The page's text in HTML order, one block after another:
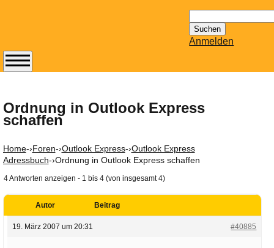
nach:
Anmelden
Ordnung in Outlook Express
schaffen
Home-›Foren-›Outlook Express-›Outlook Express
Adressbuch-›Ordnung in Outlook Express schaffen
4 Antworten anzeigen - 1 bis 4 (von insgesamt 4)
Autor Beitrag
19. März 2007 um 20:31 #40885
Abonnieren Sie den
erscheinenden
Newsletter von
kostenlos.
Der ständig aktuelle
Tipps zu Thema
bereithält!
Wie z.B. Outlook,
GMail, Thunderbird